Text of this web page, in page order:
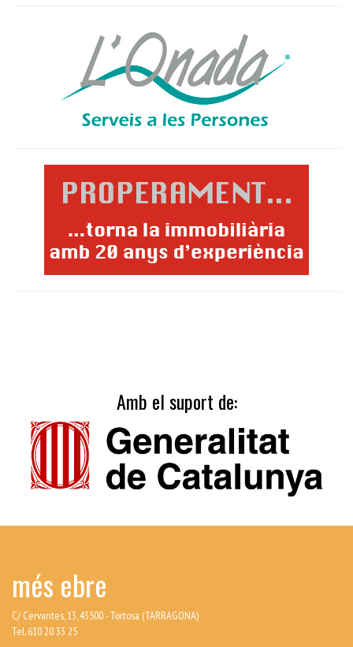
Amb el suport de:
més ebre
C/ Cervantes, 13, 43500 - Tortosa (TARRAGONA)
Tel. 610 20 33 25